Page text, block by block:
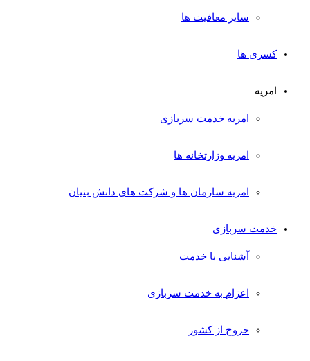
سایر معافیت ها
کسری ها
امریه
امریه خدمت سربازی
امریه وزارتخانه ها
امریه سازمان ها و شرکت های دانش بنیان
خدمت سربازی
آشنایی با خدمت
اعزام به خدمت سربازی
خروج از کشور